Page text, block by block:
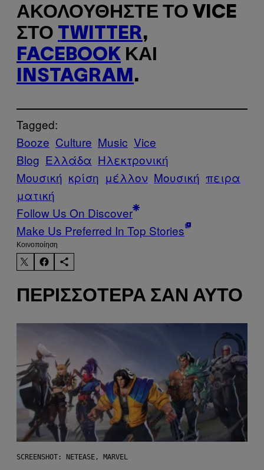
ΑΚΟΛΟΥΘΉΣΤΕ ΤΟ VICE
ΣΤΟ TWITTER,
FACEBOOK ΚΑΙ
INSTAGRAM .
Tagged:
Booze Culture Music Vice
Blog Ελλάδα Ηλεκτρονική
Μουσική κρίση μέλλον Μουσική πειρα
ματική
Follow Us On Discover
Make Us Preferred In Top Stories
Kοινοποίηση
ΠΕΡΙΣΣΌΤΕΡΑ ΣΑΝ ΑΥΤΌ
SCREENSHOT: NETEASE, MARVEL